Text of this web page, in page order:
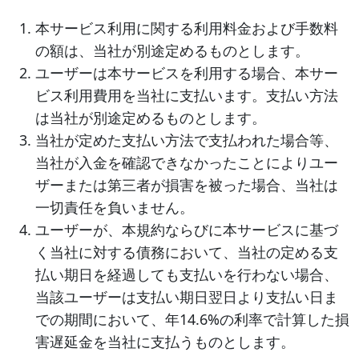
本サービス利用に関する利用料金および手数料
の額は、当社が別途定めるものとします。
ユーザーは本サービスを利用する場合、本サー
ビス利用費用を当社に支払います。支払い方法
は当社が別途定めるものとします。
当社が定めた支払い方法で支払われた場合等、
当社が入金を確認できなかったことによりユー
ザーまたは第三者が損害を被った場合、当社は
一切責任を負いません。
ユーザーが、本規約ならびに本サービスに基づ
く当社に対する債務において、当社の定める支
払い期日を経過しても支払いを行わない場合、
当該ユーザーは支払い期日翌日より支払い日ま
での期間において、年14.6%の利率で計算した損
害遅延金を当社に支払うものとします。